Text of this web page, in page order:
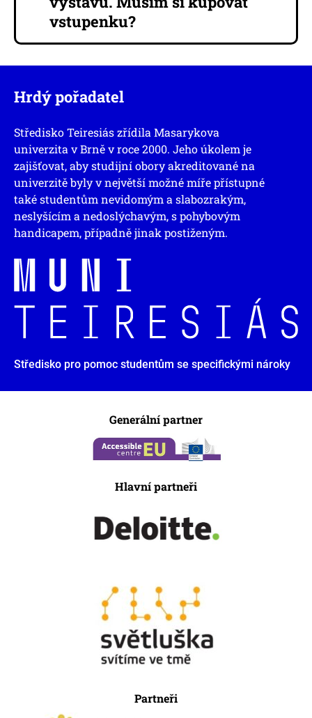
vstupenku?
Hrdý pořadatel
Středisko Teiresiás zřídila Masarykova
univerzita v Brně v roce 2000. Jeho úkolem je
zajišťovat, aby studijní obory akreditované na
univerzitě byly v největší možné míře přístupné
také studentům nevidomým a slabozrakým,
neslyšícím a nedoslýchavým, s pohybovým
handicapem, případně jinak postiženým.
Středisko pro pomoc studentům se specifickými nároky
Generální partner
Hlavní partneři
Partneři